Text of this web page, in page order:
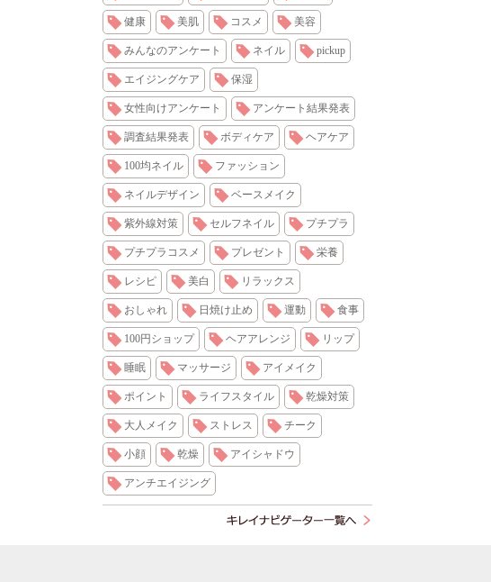
健康 美肌 コスメ 美容
みんなのアンケート ネイル pickup
エイジングケア 保湿
女性向けアンケート アンケート結果発表
調査結果発表 ボディケア ヘアケア
100均ネイル ファッション
ネイルデザイン ベースメイク
紫外線対策 セルフネイル プチプラ
プチプラコスメ プレゼント 栄養
レシピ 美白 リラックス
おしゃれ 日焼け止め 運動 食事
100円ショップ ヘアアレンジ リップ
睡眠 マッサージ アイメイク
ポイント ライフスタイル 乾燥対策
大人メイク ストレス チーク
小顔 乾燥 アイシャドウ
アンチエイジング